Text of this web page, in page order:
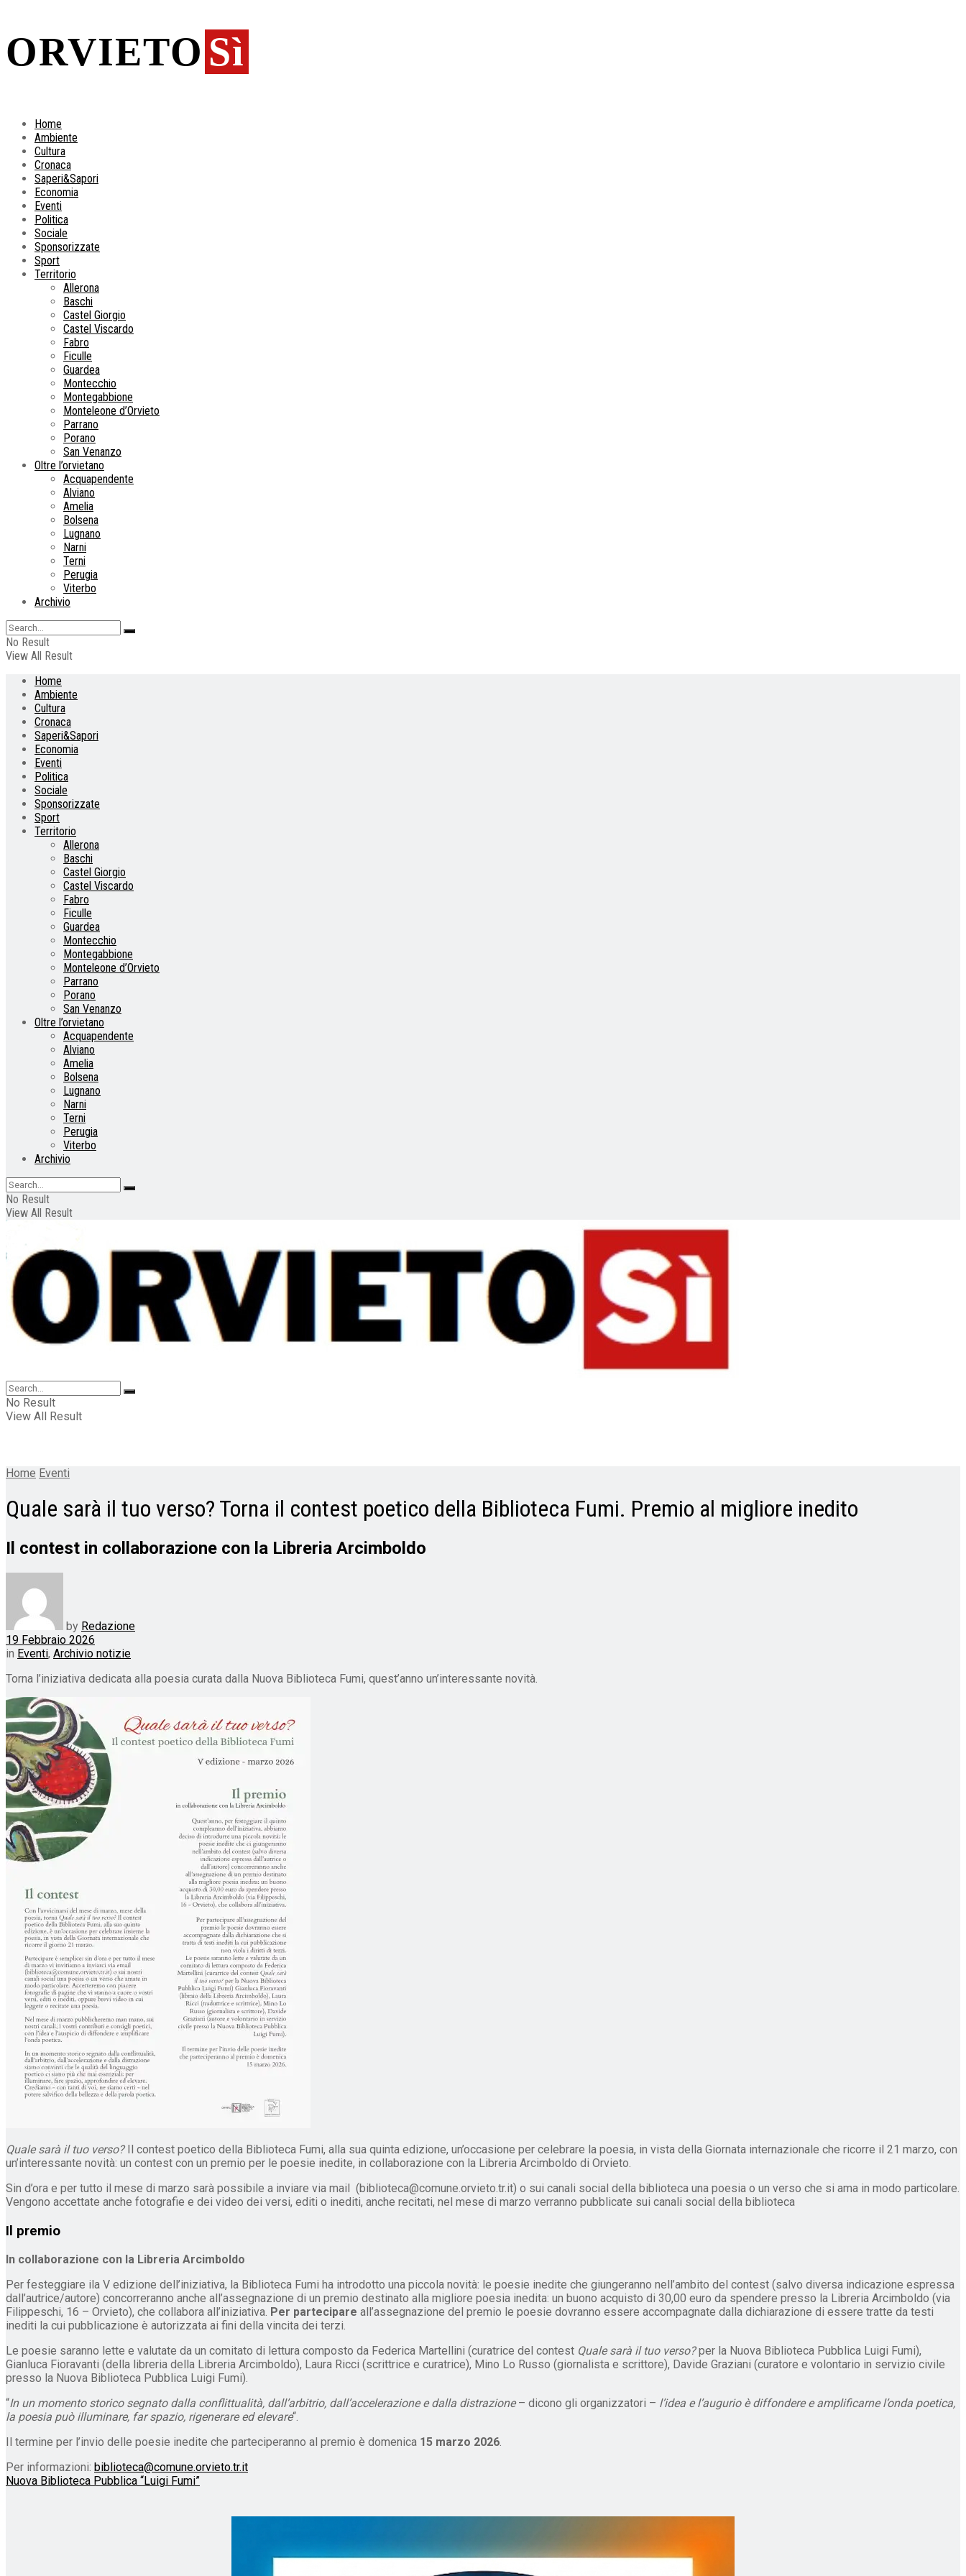
ORVIETO Sì
Home
Ambiente
Cultura
Cronaca
Saperi&Sapori
Economia
Eventi
Politica
Sociale
Sponsorizzate
Sport
Territorio
Allerona
Baschi
Castel Giorgio
Castel Viscardo
Fabro
Ficulle
Guardea
Montecchio
Montegabbione
Monteleone d’Orvieto
Parrano
Porano
San Venanzo
Oltre l’orvietano
Acquapendente
Alviano
Amelia
Bolsena
Lugnano
Narni
Terni
Perugia
Viterbo
Archivio
No Result
View All Result
Home
Ambiente
Cultura
Cronaca
Saperi&Sapori
Economia
Eventi
Politica
Sociale
Sponsorizzate
Sport
Territorio
Allerona
Baschi
Castel Giorgio
Castel Viscardo
Fabro
Ficulle
Guardea
Montecchio
Montegabbione
Monteleone d’Orvieto
Parrano
Porano
San Venanzo
Oltre l’orvietano
Acquapendente
Alviano
Amelia
Bolsena
Lugnano
Narni
Terni
Perugia
Viterbo
Archivio
No Result
View All Result
No Result
View All Result
Home Eventi
Quale sarà il tuo verso? Torna il contest poetico della Biblioteca Fumi. Premio al migliore inedito
Il contest in collaborazione con la Libreria Arcimboldo
by Redazione
19 Febbraio 2026
in Eventi, Archivio notizie
Torna l’iniziativa dedicata alla poesia curata dalla Nuova Biblioteca Fumi, quest’anno un’interessante novità.
Quale sarà il tuo verso?Il contest poetico della Biblioteca Fumi, alla sua quinta edizione, un’occasione per celebrare la poesia, in vista della Giornata internazionale che ricorre il 21 marzo, con
un’interessante novità: un contest con un premio per le poesie inedite, in collaborazione con la Libreria Arcimboldo di Orvieto.
Sin d’ora e per tutto il mese di marzo sarà possibile a inviare via mail (biblioteca@comune.orvieto.tr.it) o sui canali social della biblioteca una poesia o un verso che si ama in modo particolare.
Vengono accettate anche fotografie e dei video dei versi, editi o inediti, anche recitati, nel mese di marzo verranno pubblicate sui canali social della biblioteca
Il premio
In collaborazione con la Libreria Arcimboldo
Per festeggiare ila V edizione dell’iniziativa, la Biblioteca Fumi ha introdotto una piccola novità: le poesie inedite che giungeranno nell’ambito del contest (salvo diversa indicazione espressa
dall’autrice/autore) concorreranno anche all’assegnazione di un premio destinato alla migliore poesia inedita: un buono acquisto di 30,00 euro da spendere presso la Libreria Arcimboldo (via
Filippeschi, 16 – Orvieto), che collabora all’iniziativa. Per partecipare all’assegnazione del premio le poesie dovranno essere accompagnate dalla dichiarazione di essere tratte da testi
inediti la cui pubblicazione è autorizzata ai fini della vincita dei terzi.
Le poesie saranno lette e valutate da un comitato di lettura composto da Federica Martellini (curatrice del contest Quale sarà il tuo verso?per la Nuova Biblioteca Pubblica Luigi Fumi),
Gianluca Fioravanti (della libreria della Libreria Arcimboldo), Laura Ricci (scrittrice e curatrice), Mino Lo Russo (giornalista e scrittore), Davide Graziani (curatore e volontario in servizio civile
presso la Nuova Biblioteca Pubblica Luigi Fumi).
“In un momento storico segnato dalla conflittualità, dall’arbitrio, dall’accelerazione e dalla distrazione– dicono gli organizzatori – l’idea e l’augurio è diffondere e amplificarne l’onda poetica,
la poesia può illuminare, far spazio, rigenerare ed elevare“.
Il termine per l’invio delle poesie inedite che parteciperanno al premio è domenica 15 marzo 2026.
Per informazioni: biblioteca@comune.orvieto.tr.it
Nuova Biblioteca Pubblica “Luigi Fumi”